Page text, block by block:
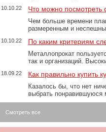
10.10.22 Что можно посмотреть
Чем больше времени
размеренным и
10.10.22 По каким критериям
Металлопрокат
так и организаций.
18.09.22 Как правильно купить
Казалось бы, что нет
выбрать
Смотреть все